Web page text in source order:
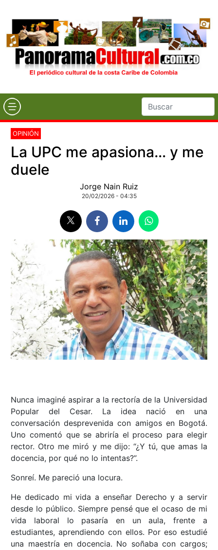
OPINIÓN
La UPC me apasiona… y me
duele
Jorge Nain Ruiz
20/02/2026 - 04:35
Nunca imaginé aspirar a la rectoría de la Universidad
Popular del Cesar. La idea nació en una
conversación desprevenida con amigos en Bogotá.
Uno comentó que se abriría el proceso para elegir
rector. Otro me miró y me dijo: “¿Y tú, que amas la
docencia, por qué no lo intentas?”.
Sonreí. Me pareció una locura.
He dedicado mi vida a enseñar Derecho y a servir
desde lo público. Siempre pensé que el ocaso de mi
vida laboral lo pasaría en un aula, frente a
estudiantes, aprendiendo con ellos. Por eso estudié
una maestría en docencia. No soñaba con cargos;